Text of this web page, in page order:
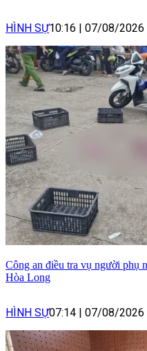
HÌNH SỰ10:16 | 07/08/2026
Công an điều tra vụ người phụ
Hòa Long
HÌNH SỰ07:14 | 07/08/2026